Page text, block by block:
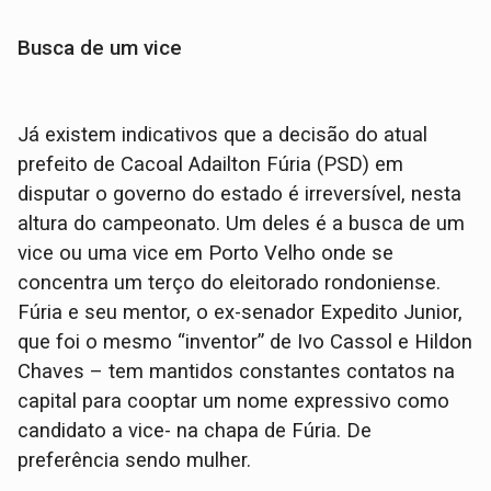
Busca de um vice
Já existem indicativos que a decisão do atual
prefeito de Cacoal Adailton Fúria (PSD) em
disputar o governo do estado é irreversível, nesta
altura do campeonato. Um deles é a busca de um
vice ou uma vice em Porto Velho onde se
concentra um terço do eleitorado rondoniense.
Fúria e seu mentor, o ex-senador Expedito Junior,
que foi o mesmo “inventor” de Ivo Cassol e Hildon
Chaves – tem mantidos constantes contatos na
capital para cooptar um nome expressivo como
candidato a vice- na chapa de Fúria. De
preferência sendo mulher.